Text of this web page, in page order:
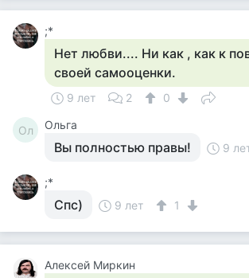
;*
Нет любви.... Ни как , как к
своей самооценки.
9 лет 2 0
Ол Ольга
Вы полностью правы! 9
;*
Спс) 9 лет 1
Алексей Миркин